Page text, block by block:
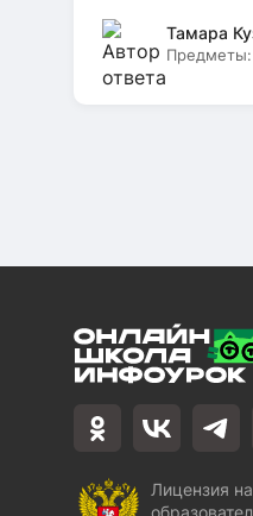
Тамара
Предметы:
Лицензия